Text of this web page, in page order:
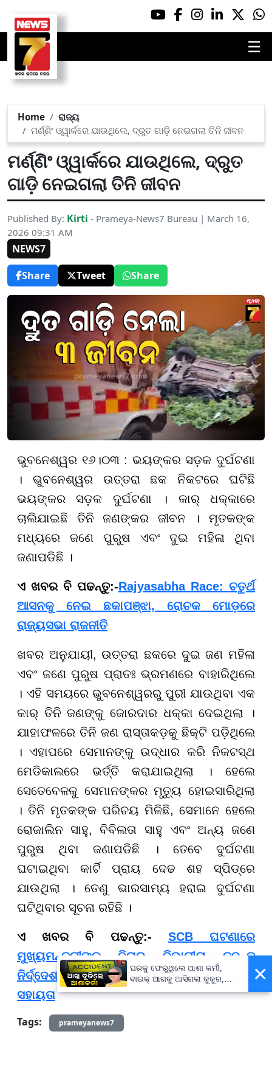
☰
Home
ରାଜ୍ୟ
ମର୍ଣ୍ଣିଂ ଓ୍ୱାର୍କରେ ଯାଉଥିଲେ, ଦ୍ରୁତ ଗାଡ଼ି ନେଇଗଲା ତିନି ଜୀବନ
ମର୍ଣ୍ଣିଂ ଓ୍ୱାର୍କରେ ଯାଉଥିଲେ, ଦ୍ରୁତ
ଗାଡ଼ି ନେଇଗଲା ତିନି ଜୀବନ
Published By: Kirti - Prameya-News7 Bureau | March 16,
2026 09:31 AM
NEWS7
Share
Tweet Share
ଭୁବନେଶ୍ୱର ୧୬।୦୩ : ଭୟଙ୍କର ସଡ଼କ ଦୁର୍ଘଟଣା
। ଭୁବନେଶ୍ୱର ଉତ୍ତରା ଛକ ନିକଟରେ ଘଟିଛି
ଭୟଙ୍କର ସଡ଼କ ଦୁର୍ଘଟଣା । କାର୍ ଧକ୍କାରେ
ଚାଲିଯାଇଛି ତିନି ଜଣଙ୍କର ଜୀବନ । ମୃତକଙ୍କ
ମଧ୍ୟରେ ଜଣେ ପୁରୁଷ ଏବଂ ଦୁଇ ମହିଳା ଥିବା
ଜଣାପଡିଛି ।
ଏ ଖବର ବି ପଢନ୍ତୁ:-Rajyasabha Race: ଚତୁର୍ଥ
ଆସନକୁ ନେଇ ଛକାପଞ୍ଝା, ରୋଚକ ମୋଡ଼ରେ
ରାଜ୍ୟସଭା ରାଜନୀତି
ଖବର ଅନୁଯାୟୀ, ଉତ୍ତରା ଛକରେ ଦୁଇ ଜଣ ମହିଳା
ଏବଂ ଜଣେ ପୁରୁଷ ପ୍ରାତଃ ଭ୍ରମଣରେ ବାହାରିଥିଲେ
। ଏହି ସମୟରେ ଭୁବନେଶ୍ୱରରୁ ପୁରୀ ଯାଉଥିବା ଏକ
କାର୍ ତିନି ଜଣଙ୍କୁ ଜୋରଦାର ଧକ୍କା ଦେଇଥିଲା ।
ଯାହାଫଳରେ ତିନି ଜଣ ରାସ୍ତାକଡ଼କୁ ଛିକ୍ଟି ପଡ଼ିଥିଲେ
। ଏହାପରେ ସେମାନଙ୍କୁ ଉଦ୍ଧାର କରି ନିକଟସ୍ଥ
ମେଡିକାଲରେ ଭର୍ତ୍ତି କରାଯାଇଥିଲା । ହେଲେ
ସେତେବେଳକୁ ସେମାନଙ୍କର ମୃତ୍ୟୁ ହୋଇସାରିଥିଲା
। ତିନି ମୃତକଙ୍କ ପରିଚୟ ମିଳିଛି, ସେମାନେ ହେଲେ
ରୋଜାଲିନ ସାହୁ, ବିବିଲତା ସାହୁ ଏବଂ ଅନ୍ୟ ଜଣେ
ପୁରୁଷ ଥିବା ଜଣାପଡିଛି । ତେବେ ଦୁର୍ଘଟଣା
ଘଟାଇଥିବା କାର୍ଟି ପ୍ରାୟ ଦେଢ ଶହ ସ୍ପିଡ୍ରେ
ଯାଉଥିଲା । ତେଣୁ ଭାରସାମ୍ୟ ହରାଇ ଦୁର୍ଘଟଣା
ଘଟିଥିବାର ସୂଚନା ରହିଛି ।
ଏ ଖବର ବି ପଢନ୍ତୁ:- SCB ଘଟଣାରେ
ମୁଖ୍ୟମନ୍ତ୍ରୀଙ୍କ ବିଚାର ବିଭାଗୀୟ ତଦନ୍ତ
ନିର୍ଦ୍ଦେଶ, ମୃତକଙ୍କ ପରିବାରକୁ ୨୫ ଲକ୍ଷ ଲେଖାଏଁ
ସହାୟତା
Tags:
prameyanews7
×
ଘରକୁ ଫେରୁଥିଲେ ଆଶା କର୍ମୀ,
ବାଇକ୍ ଆଗକୁ ଆସିଗଲା କୁକୁର,